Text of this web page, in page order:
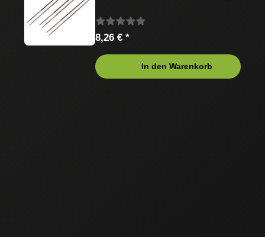
8,26 € *
In den Warenkorb